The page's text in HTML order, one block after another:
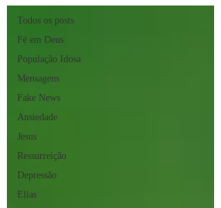
Todos os posts
Fé em Deus
População Idosa
Mensagens
Fake News
Ansiedade
Jesus
Ressurreição
Depressão
Elias